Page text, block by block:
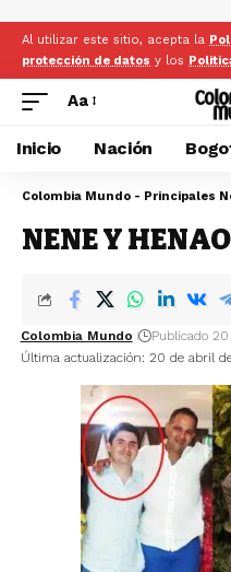
Al utilizar este sitio, acepta la
protección de datos y los
Aa
Inicio Nación
NENE Y HENAO
Última actualización: 20 de abril
Colombia Mundo Publicado